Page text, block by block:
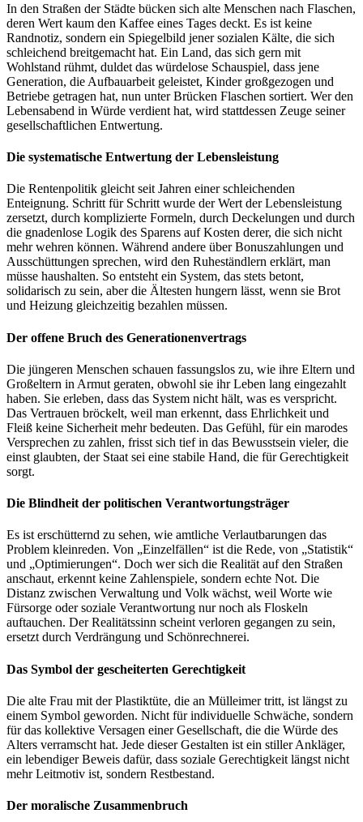
In den Straßen der Städte bücken sich alte Menschen nach Flaschen,
deren Wert kaum den Kaffee eines Tages deckt. Es ist keine
Randnotiz, sondern ein Spiegelbild jener sozialen Kälte, die sich
schleichend breitgemacht hat. Ein Land, das sich gern mit
Wohlstand rühmt, duldet das würdelose Schauspiel, dass jene
Generation, die Aufbauarbeit geleistet, Kinder großgezogen und
Betriebe getragen hat, nun unter Brücken Flaschen sortiert. Wer den
Lebensabend in Würde verdient hat, wird stattdessen Zeuge seiner
gesellschaftlichen Entwertung.
Die systematische Entwertung der Lebensleistung
Die Rentenpolitik gleicht seit Jahren einer schleichenden
Enteignung. Schritt für Schritt wurde der Wert der Lebensleistung
zersetzt, durch komplizierte Formeln, durch Deckelungen und durch
die gnadenlose Logik des Sparens auf Kosten derer, die sich nicht
mehr wehren können. Während andere über Bonuszahlungen und
Ausschüttungen sprechen, wird den Ruheständlern erklärt, man
müsse haushalten. So entsteht ein System, das stets betont,
solidarisch zu sein, aber die Ältesten hungern lässt, wenn sie Brot
und Heizung gleichzeitig bezahlen müssen.
Der offene Bruch des Generationenvertrags
Die jüngeren Menschen schauen fassungslos zu, wie ihre Eltern und
Großeltern in Armut geraten, obwohl sie ihr Leben lang eingezahlt
haben. Sie erleben, dass das System nicht hält, was es verspricht.
Das Vertrauen bröckelt, weil man erkennt, dass Ehrlichkeit und
Fleiß keine Sicherheit mehr bedeuten. Das Gefühl, für ein marodes
Versprechen zu zahlen, frisst sich tief in das Bewusstsein vieler, die
einst glaubten, der Staat sei eine stabile Hand, die für Gerechtigkeit
sorgt.
Die Blindheit der politischen Verantwortungsträger
Es ist erschütternd zu sehen, wie amtliche Verlautbarungen das
Problem kleinreden. Von „Einzelfällen“ ist die Rede, von „Statistik“
und „Optimierungen“. Doch wer sich die Realität auf den Straßen
anschaut, erkennt keine Zahlenspiele, sondern echte Not. Die
Distanz zwischen Verwaltung und Volk wächst, weil Worte wie
Fürsorge oder soziale Verantwortung nur noch als Floskeln
auftauchen. Der Realitätssinn scheint verloren gegangen zu sein,
ersetzt durch Verdrängung und Schönrechnerei.
Das Symbol der gescheiterten Gerechtigkeit
Die alte Frau mit der Plastiktüte, die an Mülleimer tritt, ist längst zu
einem Symbol geworden. Nicht für individuelle Schwäche, sondern
für das kollektive Versagen einer Gesellschaft, die die Würde des
Alters verramscht hat. Jede dieser Gestalten ist ein stiller Ankläger,
ein lebendiger Beweis dafür, dass soziale Gerechtigkeit längst nicht
mehr Leitmotiv ist, sondern Restbestand.
Der moralische Zusammenbruch